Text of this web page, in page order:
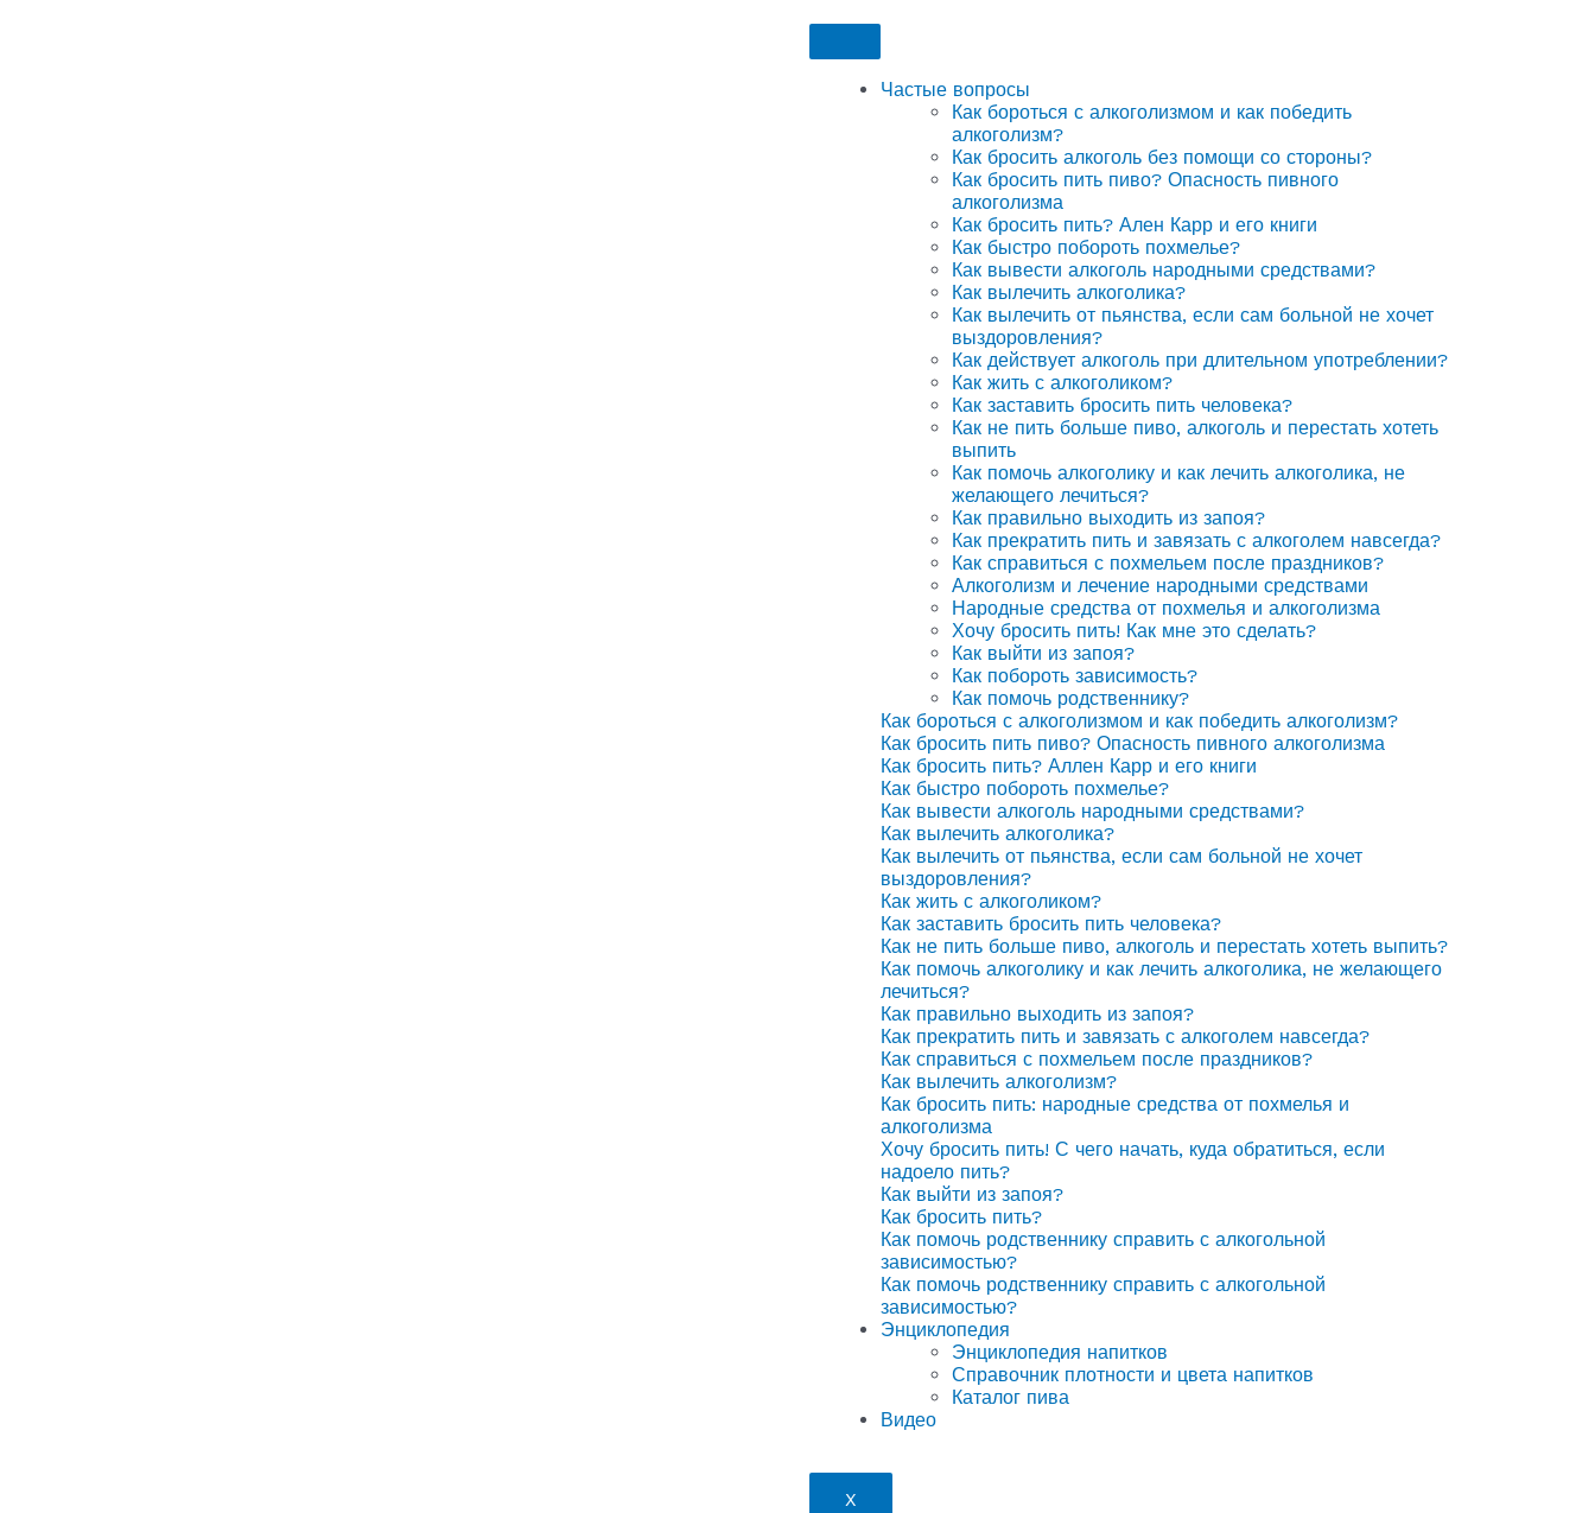
Частые вопросы
Как бороться с алкоголизмом и как победить
алкоголизм?
Как бросить алкоголь без помощи со стороны?
Как бросить пить пиво? Опасность пивного
алкоголизма
Как бросить пить? Ален Карр и его книги
Как быстро побороть похмелье?
Как вывести алкоголь народными средствами?
Как вылечить алкоголика?
Как вылечить от пьянства, если сам больной не хочет
выздоровления?
Как действует алкоголь при длительном употреблении?
Как жить с алкоголиком?
Как заставить бросить пить человека?
Как не пить больше пиво, алкоголь и перестать хотеть
выпить
Как помочь алкоголику и как лечить алкоголика, не
желающего лечиться?
Как правильно выходить из запоя?
Как прекратить пить и завязать с алкоголем навсегда?
Как справиться с похмельем после праздников?
Алкоголизм и лечение народными средствами
Народные средства от похмелья и алкоголизма
Хочу бросить пить! Как мне это сделать?
Как выйти из запоя?
Как побороть зависимость?
Как помочь родственнику?
Как бороться с алкоголизмом и как победить алкоголизм?
Как бросить пить пиво? Опасность пивного алкоголизма
Как бросить пить? Аллен Карр и его книги
Как быстро побороть похмелье?
Как вывести алкоголь народными средствами?
Как вылечить алкоголика?
Как вылечить от пьянства, если сам больной не хочет
выздоровления?
Как жить с алкоголиком?
Как заставить бросить пить человека?
Как не пить больше пиво, алкоголь и перестать хотеть выпить?
Как помочь алкоголику и как лечить алкоголика, не желающего
лечиться?
Как правильно выходить из запоя?
Как прекратить пить и завязать с алкоголем навсегда?
Как справиться с похмельем после праздников?
Как вылечить алкоголизм?
Как бросить пить: народные средства от похмелья и
алкоголизма
Хочу бросить пить! С чего начать, куда обратиться, если
надоело пить?
Как выйти из запоя?
Как бросить пить?
Как помочь родственнику справить с алкогольной
зависимостью?
Как помочь родственнику справить с алкогольной
зависимостью?
Энциклопедия
Энциклопедия напитков
Справочник плотности и цвета напитков
Каталог пива
Видео
X